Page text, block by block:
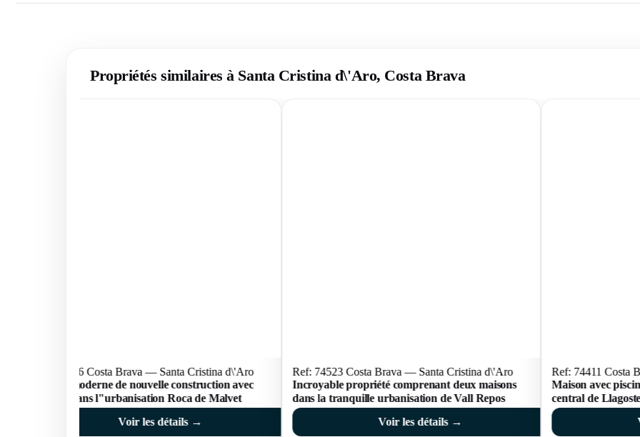
Propriétés similaires à Santa Cristina d\'Aro, Costa Brava
Ref: 74566 Costa Brava — Santa Cristina d\'Aro
Maison moderne de nouvelle construction avec
piscine, dans l"urbanisation Roca de Malvet
Voir les détails →
Ref: 74523 Costa Brava — Santa Cristina d\'Aro
Incroyable propriété comprenant deux maisons
dans la tranquille urbanisation de Vall Repos
Voir les détails →
Ref: 74411 Costa
Maison avec
central de